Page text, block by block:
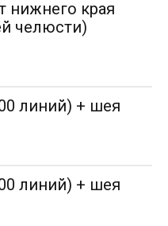
нижнего края
челюсти)
линий) + шея
линий) + шея